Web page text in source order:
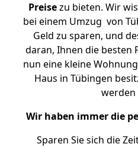
Preisezu bieten. Wir
bei einem Umzug von
Geld zu sparen, und
daran, Ihnen die besten
nun eine kleine
Haus in Tübingen
werden
Wir haben immer die
Sparen Sie sich die